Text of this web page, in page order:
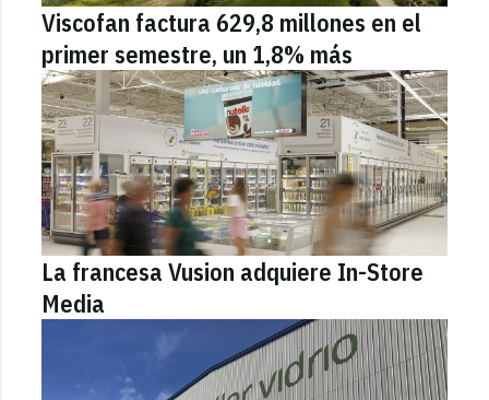
Viscofan factura 629,8 millones en el
primer semestre, un 1,8% más
La francesa Vusion adquiere In-Store
Media